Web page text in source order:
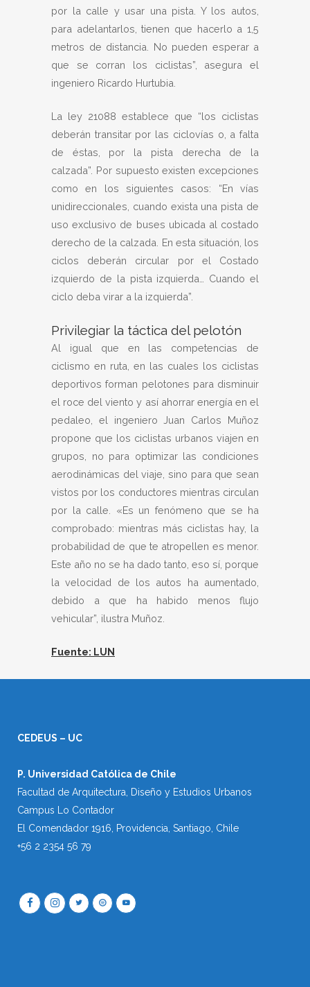
por la calle y usar una pista. Y los autos,
para adelantarlos, tienen que hacerlo a 1,5
metros de distancia. No pueden esperar a
que se corran los ciclistas”, asegura el
ingeniero Ricardo Hurtubia.
La ley 21088 establece que “los ciclistas
deberán transitar por las ciclovías o, a falta
de éstas, por la pista derecha de la
calzada”. Por supuesto existen excepciones
como en los siguientes casos: “En vías
unidireccionales, cuando exista una pista de
uso exclusivo de buses ubicada al costado
derecho de la calzada. En esta situación, los
ciclos deberán circular por el Costado
izquierdo de la pista izquierda… Cuando el
ciclo deba virar a la izquierda”.
Privilegiar la táctica del pelotón
Al igual que en las competencias de
ciclismo en ruta, en las cuales los ciclistas
deportivos forman pelotones para disminuir
el roce del viento y así ahorrar energía en el
pedaleo, el ingeniero Juan Carlos Muñoz
propone que los ciclistas urbanos viajen en
grupos, no para optimizar las condiciones
aerodinámicas del viaje, sino para que sean
vistos por los conductores mientras circulan
por la calle. «Es un fenómeno que se ha
comprobado: mientras más ciclistas hay, la
probabilidad de que te atropellen es menor.
Este año no se ha dado tanto, eso sí, porque
la velocidad de los autos ha aumentado,
debido a que ha habido menos flujo
vehicular”, ilustra Muñoz.
Fuente: LUN
CEDEUS – UC
P. Universidad Católica de Chile
Facultad de Arquitectura, Diseño y Estudios Urbanos
Campus Lo Contador
El Comendador 1916, Providencia, Santiago, Chile
+56 2 2354 56 79